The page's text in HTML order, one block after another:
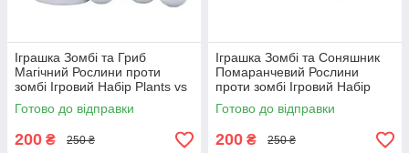
Іграшка Зомбі та Гриб
Магічний Рослини проти
зомбі Ігровий Набір Plants vs
Zombies (00179)
Готово до відправки
200 ₴ 250 ₴
Іграшка Зомбі та Соняшник
Помаранчевий Рослини
проти зомбі Ігровий Набір
Plants vs Zombies (00180)
Готово до відправки
200 ₴ 250 ₴